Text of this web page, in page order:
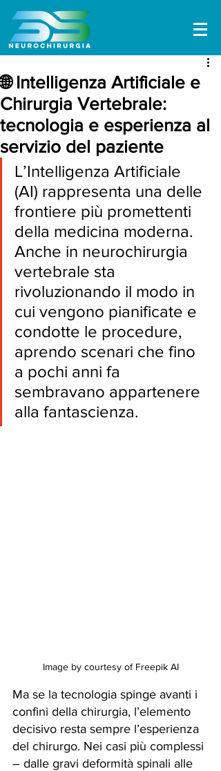
🌐 Intelligenza Artificiale e
Chirurgia Vertebrale:
tecnologia e esperienza al
servizio del paziente
L’Intelligenza Artificiale
(AI) rappresenta una delle
frontiere più promettenti
della medicina moderna.
Anche in neurochirurgia
vertebrale sta
rivoluzionando il modo in
cui vengono pianificate e
condotte le procedure,
aprendo scenari che fino
a pochi anni fa
sembravano appartenere
alla fantascienza.
Image by courtesy of Freepik AI
Ma se la tecnologia spinge avanti i
confini della chirurgia, l’elemento
decisivo resta sempre l’esperienza
del chirurgo. Nei casi più complessi
– dalle gravi deformità spinali alle